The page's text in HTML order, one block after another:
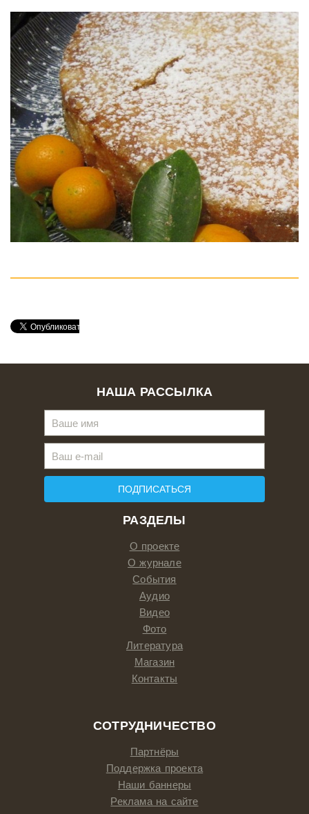
РАЗДЕЛЫ
О проекте
О журнале
События
Аудио
Видео
Фото
Литература
Магазин
Контакты
СОТРУДНИЧЕСТВО
Партнёры
Поддержка проекта
Наши баннеры
Реклама на сайте
НАША РАССЫЛКА
ПОДПИСАТЬСЯ